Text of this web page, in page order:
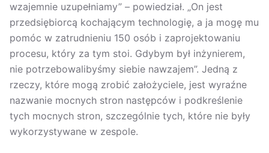
wzajemnie uzupełniamy” – powiedział. „On jest
przedsiębiorcą kochającym technologię, a ja mogę mu
pomóc w zatrudnieniu 150 osób i zaprojektowaniu
procesu, który za tym stoi. Gdybym był inżynierem,
nie potrzebowalibyśmy siebie nawzajem”. Jedną z
rzeczy, które mogą zrobić założyciele, jest wyraźne
nazwanie mocnych stron następców i podkreślenie
tych mocnych stron, szczególnie tych, które nie były
wykorzystywane w zespole.